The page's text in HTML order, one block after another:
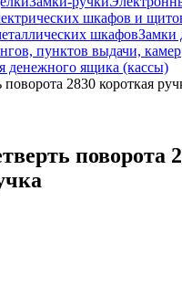
шкафов и
шкафовЗамки
пунктов выдачи, камер
денежного ящика (кассы)
поворота 2830 короткая
поворота